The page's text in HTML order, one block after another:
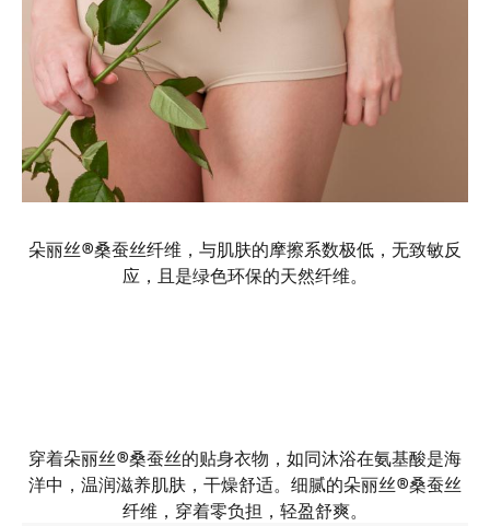
朵丽丝®桑蚕丝纤维，与肌肤的摩擦系数极低，无致敏反
应，且是绿色环保的天然纤维。
穿着朵丽丝®桑蚕丝的贴身衣物，如同沐浴在氨基酸是海
洋中，温润滋养肌肤，干燥舒适。细腻的朵丽丝®桑蚕丝
纤维，穿着零负担，轻盈舒爽。